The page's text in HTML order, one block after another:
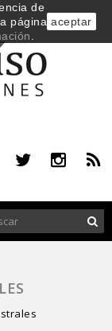
de
página aceptar